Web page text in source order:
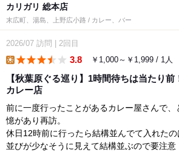
カリガリ 総本店
末広町、湯島、上野広小路 / カレー、バー
2026/07 訪問 2回目
3.8 ￥1,000～￥1,999 / 1人
【秋葉原ぐる巡り】1時間待ちは当たり
カレー店
前に一度行ったことがあるカレー屋さんで
憶があり再訪。
休日12時前に行ったら結構並んでて入れたの
並びが少なそうに見えて結構並ぶので要注意